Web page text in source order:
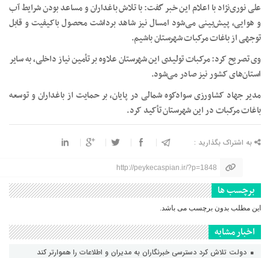
علی نوری‌نژاد با اعلام این خبر گفت: با تلاش باغداران و مساعد بودن شرایط آب
و هوایی، پیش‌بینی می‌شود امسال نیز شاهد برداشت محصول باکیفیت و قابل
توجهی از باغات مرکبات شهرستان باشیم.
وی تصریح کرد: مرکبات تولیدی این شهرستان علاوه بر تأمین نیاز داخلی، به سایر
استان‌های کشور نیز صادر می‌شود.
مدیر جهاد کشاورزی سوادکوه شمالی در پایان، بر حمایت از باغداران و توسعه
باغات مرکبات در این شهرستان تأکید کرد.
به اشتراک بگذارید :
http://peykecaspian.ir/?p=1848
برچسب ها
این مطلب بدون برچسب می باشد.
اخبار مشابه
دولت تلاش کرد دسترسی خبرنگاران به مدیران و اطلاعات را هموارتر کند